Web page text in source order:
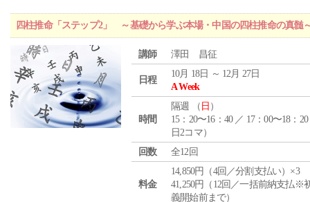
四柱推命「ステップ2」 ～基礎から学ぶ本場・中国の四柱推命の真髄
講師 澤田 昌征
日程
10月 18日 ～ 12月 27日
A Week
時間
隔週 （ 日 ）
15：20〜16：40 ／ 17：00〜18：
日2コマ）
回数
全12回
料金
14,850円（4回／分割支払い）×3
41,250円（12回／一括前納支払※
義開始前まで）